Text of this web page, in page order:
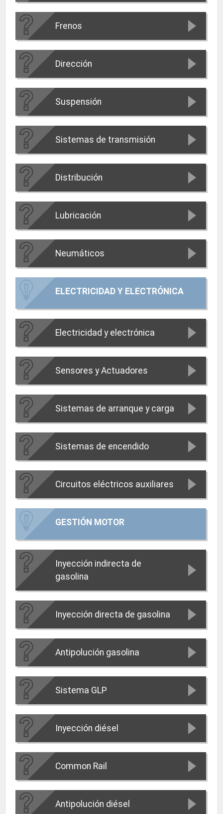
Frenos
Dirección
Suspensión
Sistemas de transmisión
Distribución
Lubricación
Neumáticos
ELECTRICIDAD Y ELECTRÓNICA
Electricidad y electrónica
Sensores y Actuadores
Sistemas de arranque y carga
Sistemas de encendido
Circuitos eléctricos auxiliares
GESTIÓN MOTOR
Inyección indirecta de
gasolina
Inyección directa de gasolina
Antipolución gasolina
Sistema GLP
Inyección diésel
Common Rail
Antipolución diésel